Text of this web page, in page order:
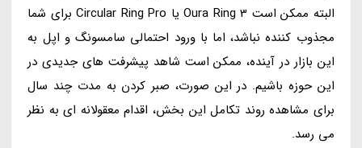
البته ممکن است Oura Ring 3 یا Circular Ring Pro برای شما
مجذوب کننده نباشد، اما با ورود احتمالی سامسونگ و اپل به
این بازار در آینده، ممکن است شاهد پیشرفت های جدیدی در
این حوزه باشیم. در این صورت، صبر کردن به مدت چند سال
برای مشاهده روند تکامل این بخش، اقدام معقولانه ای به نظر
می رسد.